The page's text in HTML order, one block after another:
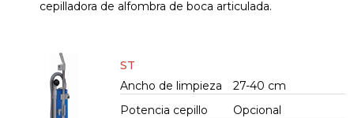
cepilladora de alfombra de boca articulada.
ST
Ancho de limpieza
27-40 cm
Potencia cepillo
Opcional